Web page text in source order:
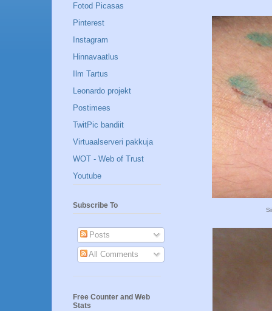
Fotod Picasas
Pinterest
Instagram
Hinnavaatlus
Ilm Tartus
Leonardo projekt
Postimees
TwitPic bandiit
Virtuaalserveri pakkuja
WOT - Web of Trust
Youtube
Subscribe To
Posts
All Comments
Free Counter and Web
Stats